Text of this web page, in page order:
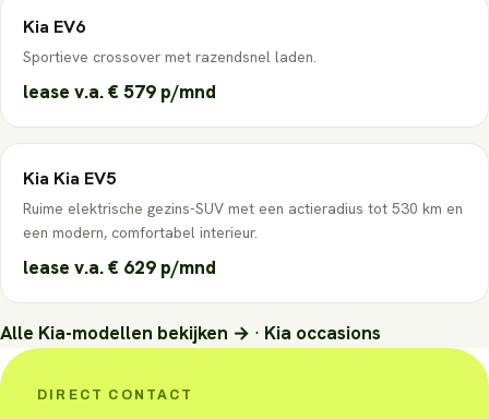
Kia EV6
Sportieve crossover met razendsnel laden.
lease v.a.€ 579 p/mnd
Kia Kia EV5
Ruime elektrische gezins-SUV met een actieradius tot 530 km en
een modern, comfortabel interieur.
lease v.a.€ 629 p/mnd
Alle Kia-modellen bekijken → · Kia occasions
DIRECT CONTACT